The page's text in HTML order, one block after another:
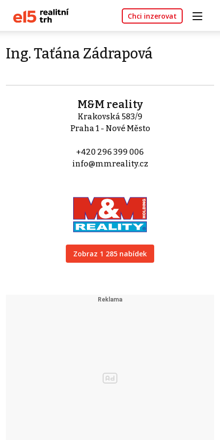
Chci inzerovat
Ing. Taťána Zádrapová
M&M reality
Krakovská 583/9
Praha 1 - Nové Město
+420 296 399 006
info@mmreality.cz
Zobraz 1 285 nabídek